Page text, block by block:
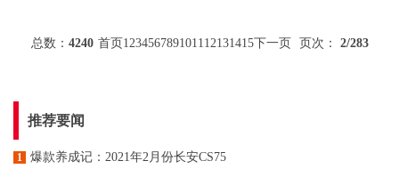
总数： 4240 首页123456789101112131415下一页 页次： 2/283
推荐要闻
1 爆款养成记：2021年2月份长安CS75